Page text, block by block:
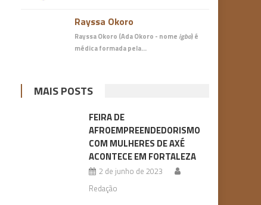
Rayssa Okoro
Rayssa Okoro (Ada Okoro - nome igbo) é
médicaformada pela…
MAIS POSTS
FEIRA DE
AFROEMPREENDEDORISMO
COM MULHERES DE AXÉ
ACONTECE EM FORTALEZA
2 de junho de 2023
Redação